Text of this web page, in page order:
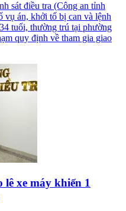
sát điều tra (Công an tỉnh
án, khởi tố bị can và lệnh
tuổi, thường trú tại phường
quy định về tham gia giao
xe máy khiến 1